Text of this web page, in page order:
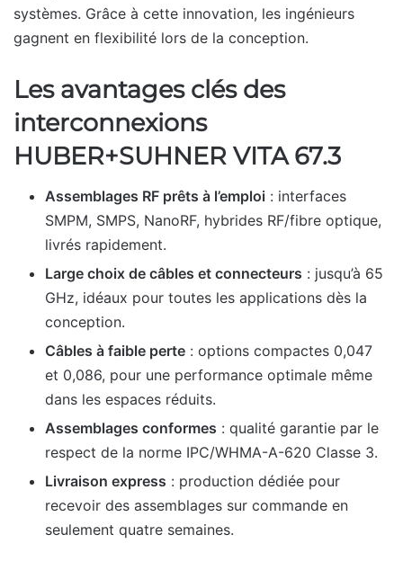
systèmes. Grâce à cette innovation, les ingénieurs
gagnent en flexibilité lors de la conception.
Les avantages clés des
interconnexions
HUBER+SUHNER VITA 67.3
Assemblages RF prêts à l’emploi : interfaces
SMPM, SMPS, NanoRF, hybrides RF/fibre optique,
livrés rapidement.
Large choix de câbles et connecteurs : jusqu’à 65
GHz, idéaux pour toutes les applications dès la
conception.
Câbles à faible perte : options compactes 0,047
et 0,086, pour une performance optimale même
dans les espaces réduits.
Assemblages conformes : qualité garantie par le
respect de la norme IPC/WHMA-A-620 Classe 3.
Livraison express : production dédiée pour
recevoir des assemblages sur commande en
seulement quatre semaines.